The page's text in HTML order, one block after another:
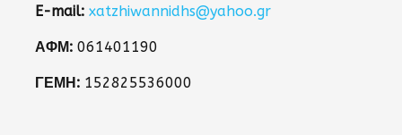
E-mail: xatzhiwannidhs@yahoo.gr
ΑΦΜ: 061401190
ΓΕΜΗ: 152825536000